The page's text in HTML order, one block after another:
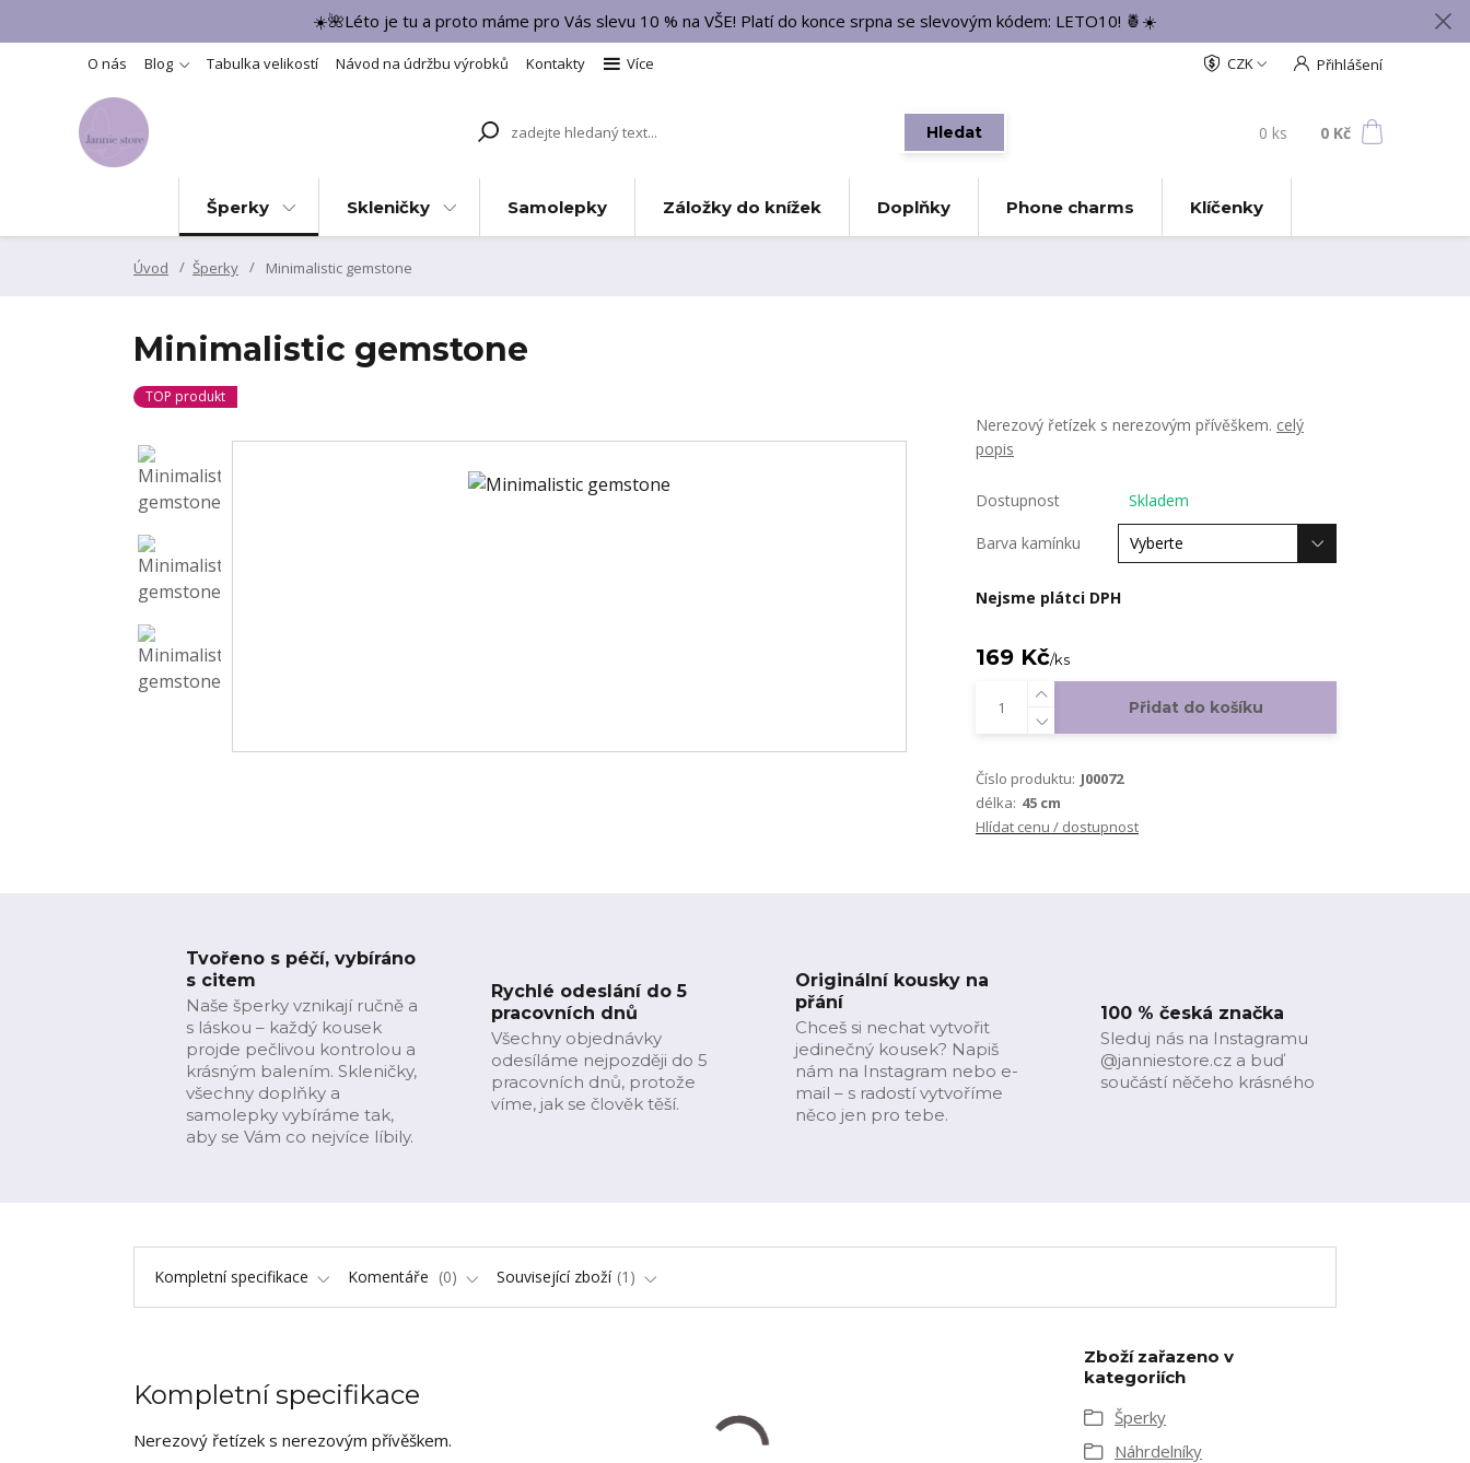
☀️🌺Léto je tu a proto máme pro Vás slevu 10 % na VŠE! Platí do konce srpna se slevovým kódem: LETO10! 🍍☀️
O nás Blog Tabulka velikostí Návod na údržbu výrobků Kontakty Více CZK Přihlášení
Hledat 0 ks 0 Kč
Šperky Skleničky Samolepky Záložky do knížek Doplňky Phone charms Klíčenky
Úvod Šperky Minimalistic gemstone
Minimalistic gemstone
TOP produkt
Nerezový řetízek s nerezovým přívěškem. celý
popis
Dostupnost Skladem
Barva kamínku
Nejsme plátci DPH
169 Kč/ks
Přidat do košíku
Číslo produktu: J00072
délka: 45 cm
Hlídat cenu / dostupnost
Tvořeno s péčí, vybíráno
s citem
Naše šperky vznikají ručně a
s láskou – každý kousek
projde pečlivou kontrolou a
krásným balením. Skleničky,
všechny doplňky a
samolepky vybíráme tak,
aby se Vám co nejvíce líbily.
Rychlé odeslání do 5
pracovních dnů
Všechny objednávky
odesíláme nejpozději do 5
pracovních dnů, protože
víme, jak se člověk těší.
Originální kousky na
přání
Chceš si nechat vytvořit
jedinečný kousek? Napiš
nám na Instagram nebo e-
mail – s radostí vytvoříme
něco jen pro tebe.
100 % česká značka
Sleduj nás na Instagramu
@janniestore.cz a buď
součástí něčeho krásného
Kompletní specifikace Komentáře 0 Související zboží 1
Kompletní specifikace
Nerezový řetízek s nerezovým přívěškem.
Zboží zařazeno v
kategoriích
Šperky
Náhrdelníky